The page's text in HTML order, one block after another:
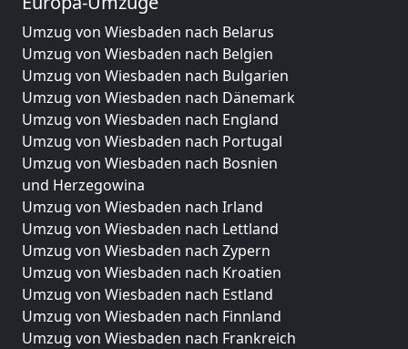
Umzug von Wiesbaden nach Belarus
Umzug von Wiesbaden nach Belgien
Umzug von Wiesbaden nach Bulgarien
Umzug von Wiesbaden nach Dänemark
Umzug von Wiesbaden nach England
Umzug von Wiesbaden nach Portugal
Umzug von Wiesbaden nach Bosnien
und Herzegowina
Umzug von Wiesbaden nach Irland
Umzug von Wiesbaden nach Lettland
Umzug von Wiesbaden nach Zypern
Umzug von Wiesbaden nach Kroatien
Umzug von Wiesbaden nach Estland
Umzug von Wiesbaden nach Finnland
Umzug von Wiesbaden nach Frankreich